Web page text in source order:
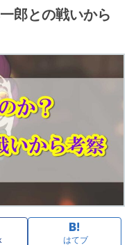
郎との戦いから
はてブ